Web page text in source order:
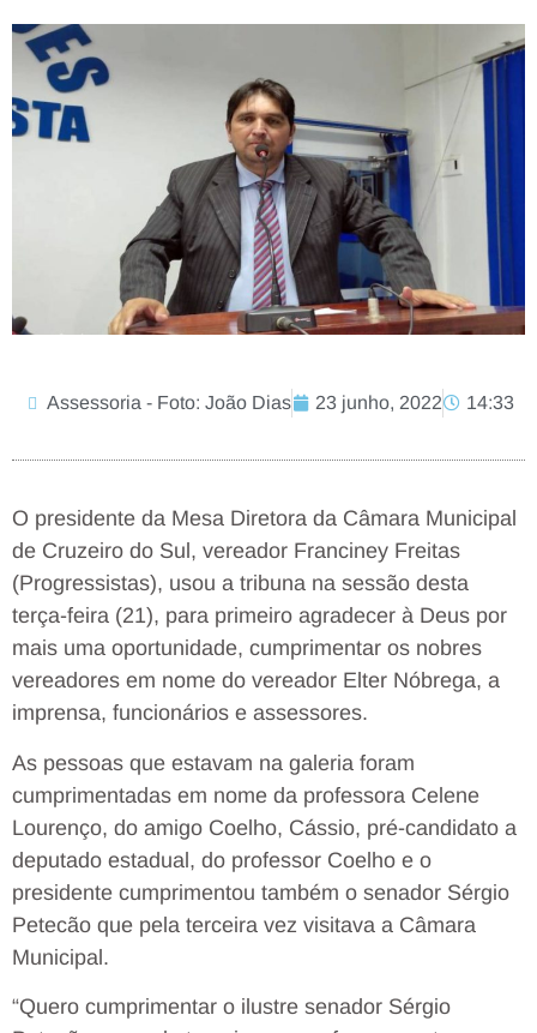
Assessoria - Foto: João Dias 23 junho, 2022 14:33
O presidente da Mesa Diretora da Câmara Municipal
de Cruzeiro do Sul, vereador Franciney Freitas
(Progressistas), usou a tribuna na sessão desta
terça-feira (21), para primeiro agradecer à Deus por
mais uma oportunidade, cumprimentar os nobres
vereadores em nome do vereador Elter Nóbrega, a
imprensa, funcionários e assessores.
As pessoas que estavam na galeria foram
cumprimentadas em nome da professora Celene
Lourenço, do amigo Coelho, Cássio, pré-candidato a
deputado estadual, do professor Coelho e o
presidente cumprimentou também o senador Sérgio
Petecão que pela terceira vez visitava a Câmara
Municipal.
“Quero cumprimentar o ilustre senador Sérgio